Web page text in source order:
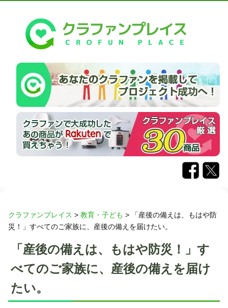
クラファンプレイス > 教育・子ども >
「産後の備えは、もはや防
災！」すべてのご家族に、産後の備えを届けたい。
「産後の備えは、もはや防災！」す
べてのご家族に、産後の備えを届け
たい。